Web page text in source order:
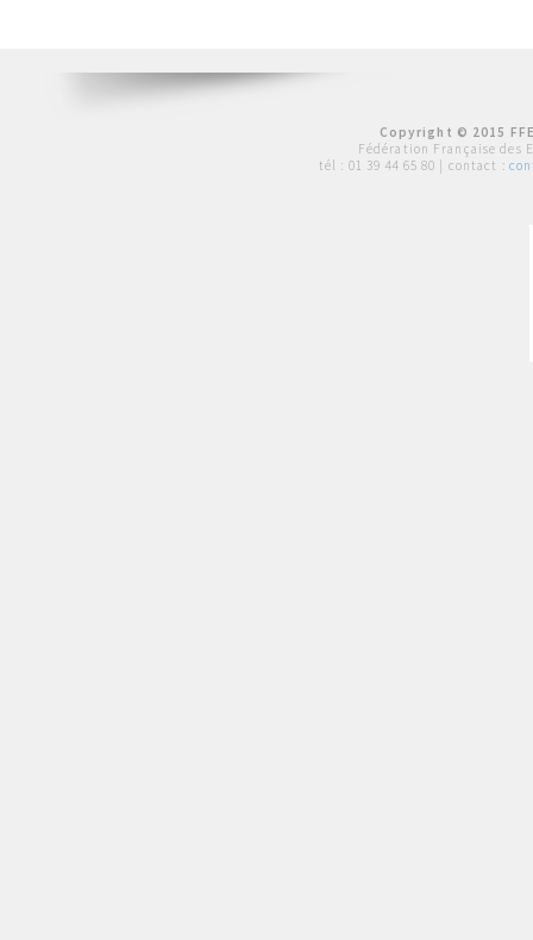
Copyright © 2015
Fédération Française des
tél : 01 39 44 65 80 | contact :